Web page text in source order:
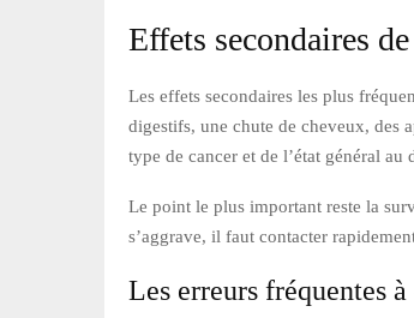
Effets secondaires
Les effets secondaires les plus
digestifs, une chute de cheveux, des
type de cancer et de l’état général au
Le point le plus important reste la
s’aggrave, il faut contacter
Les erreurs fréquentes